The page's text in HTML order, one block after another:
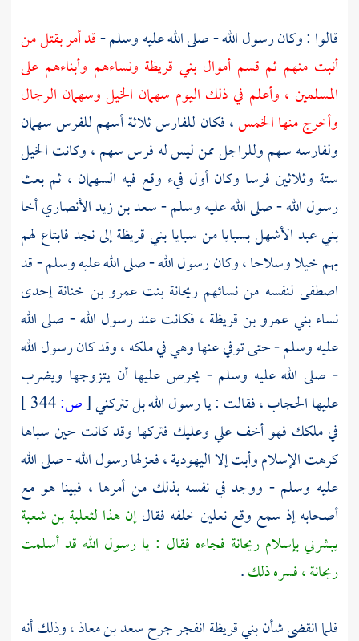
قالوا : وكان رسول الله - صلى الله عليه وسلم -قد أمر بقتل من
أنبت منهم ثم قسم أموال بني قريظة ونساءهم وأبناءهم على
المسلمين ، وأعلم في ذلك اليوم سهمان الخيل وسهمان الرجال
وأخرج منها الخمس، فكان للفارس ثلاثة أسهم للفرس سهمان
ولفارسه سهم وللراجل ممن ليس له فرس سهم ، وكانت الخيل
ستة وثلاثين فرسا وكان أول فيء وقع فيه السهمان ، ثم بعث
رسول الله - صلى الله عليه وسلم -سعد بن زيد الأنصاريأخا
بني عبد الأشهلبسبايا من سبايابني قريظةإلىنجدفابتاع لهم
بهم خيلا وسلاحا ، وكان رسول الله - صلى الله عليه وسلم - قد
اصطفى لنفسه من نسائهم ريحانة بنت عمرو بن خنانةإحدى
نساءبني عمرو بن قريظة ، فكانت عند رسول الله - صلى الله
عليه وسلم - حتى توفي عنها وهي في ملكه ، وقد كان رسول الله
- صلى الله عليه وسلم - يحرص عليها أن يتزوجها ويضرب
عليها الحجاب ، فقالت : يا رسول الله بل تتركني[ص:
في ملكك فهو أخف علي وعليك فتركها وقد كانت حين سباها
كرهت الإسلام وأبت إلا اليهودية ، فعزلها رسول الله - صلى الله
عليه وسلم - ووجد في نفسه بذلك من أمرها ، فبينا هو مع
أصحابه إذ سمع وقع نعلين خلفه فقالإن هذا لثعلبة بن شعبة
يبشرني بإسلامريحانة فجاءه فقال : يا رسول الله قد أسلمت
ريحانة، فسره ذلك.
فلما انقضى شأنبني قريظةانفجر جرح سعد بن معاذ ، وذلك أنه